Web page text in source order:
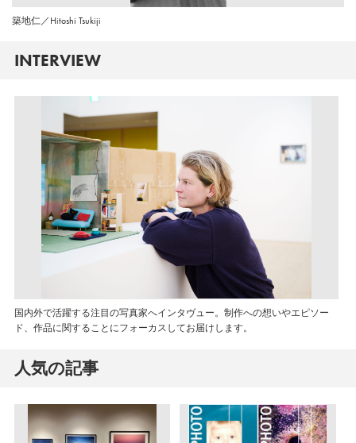
築地仁／Hitoshi Tsukiji
INTERVIEW
国内外で活躍する注目の写真家へインタヴュー。制作への想いやエピソー
ド、作品に関することにフォーカスしてお届けします。
人気の記事